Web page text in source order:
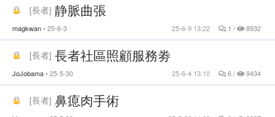
[長者] 静脈曲張
magkwan 25-6-3 1 / 8932
25-6-9 13:22
[長者] 長者社區照顧服務劵
JoJobama 25-5-30 6 / 9434
25-6-4 13:10
[長者] 鼻瘜肉手術